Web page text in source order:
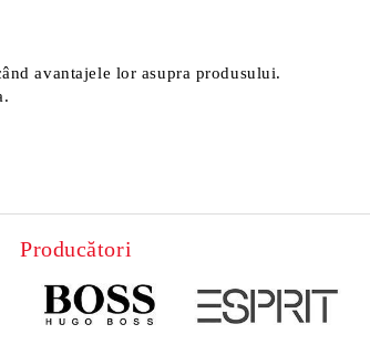
avantajele lor asupra produsului.
Producători